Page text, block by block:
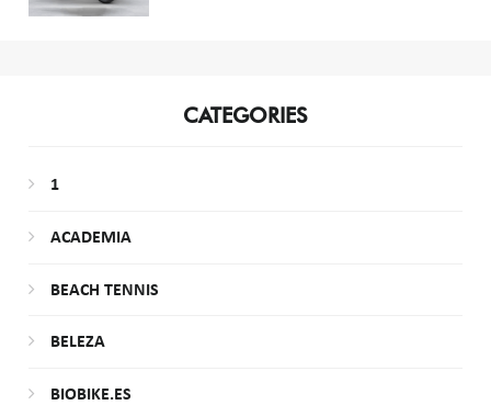
CATEGORIES
1
ACADEMIA
BEACH TENNIS
BELEZA
BIOBIKE.ES